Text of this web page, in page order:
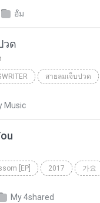
อั้ม
วด
สายลมเจ็บปวด
Music
[EP] 2017 가요
My 4shared